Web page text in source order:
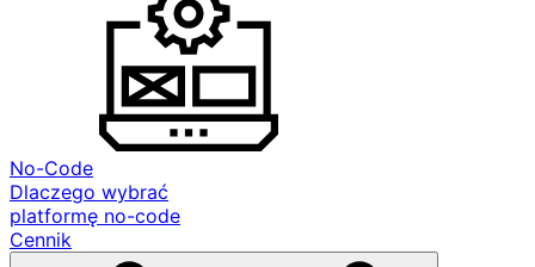
No-Code
Dlaczego wybrać
platformę no-code
Cennik